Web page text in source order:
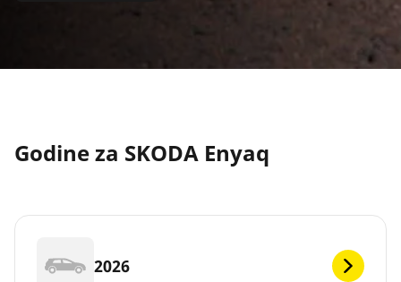
Godine za SKODA Enyaq
2026